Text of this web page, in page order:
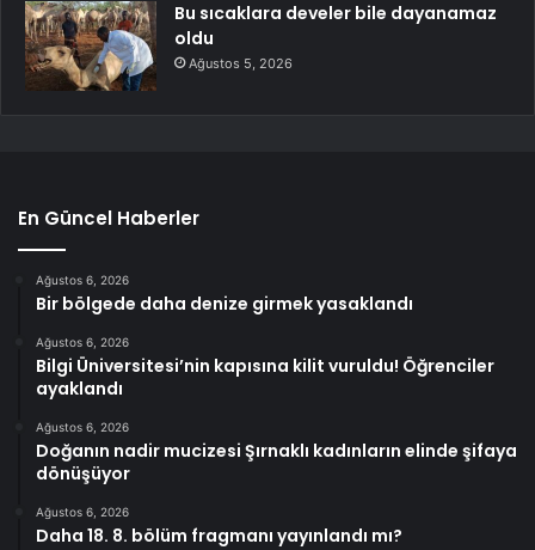
Bu sıcaklara develer bile dayanamaz
oldu
Ağustos 5, 2026
En Güncel Haberler
Ağustos 6, 2026
Bir bölgede daha denize girmek yasaklandı
Ağustos 6, 2026
Bilgi Üniversitesi’nin kapısına kilit vuruldu! Öğrenciler
ayaklandı
Ağustos 6, 2026
Doğanın nadir mucizesi Şırnaklı kadınların elinde şifaya
dönüşüyor
Ağustos 6, 2026
Daha 18. 8. bölüm fragmanı yayınlandı mı?